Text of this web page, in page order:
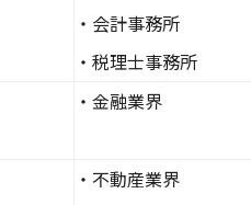
・会計事務所
・税理士事務所
・金融業界
・不動産業界